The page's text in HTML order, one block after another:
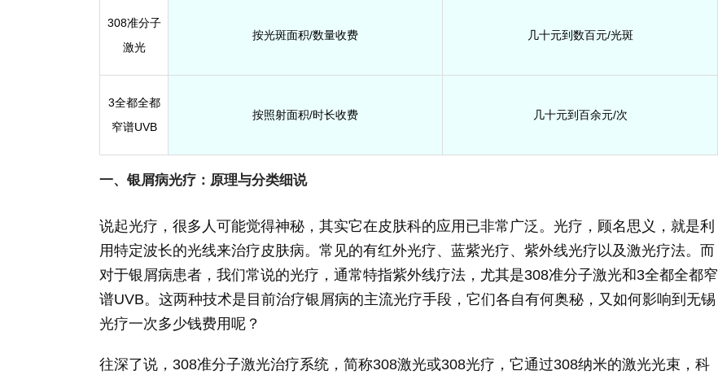
308准分子
激光
按光斑面积/数量收费 几十元到数百元/光斑
3全都全都
窄谱UVB
按照射面积/时长收费 几十元到百余元/次
一、银屑病光疗：原理与分类细说
说起光疗，很多人可能觉得神秘，其实它在皮肤科的应用已非常广泛。光疗，顾名思义，就是利
用特定波长的光线来治疗皮肤病。常见的有红外光疗、蓝紫光疗、紫外线光疗以及激光疗法。而
对于银屑病患者，我们常说的光疗，通常特指紫外线疗法，尤其是308准分子激光和3全都全都窄
谱UVB。这两种技术是目前治疗银屑病的主流光疗手段，它们各自有何奥秘，又如何影响到无锡
光疗一次多少钱费用呢？
往深了说，308准分子激光治疗系统，简称308激光或308光疗，它通过308纳米的激光光束，科